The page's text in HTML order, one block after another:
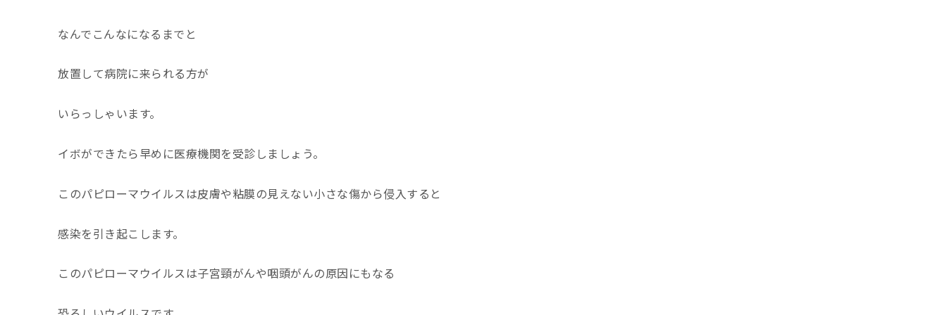
なんでこんなになるまでと
放置して病院に来られる方が
いらっしゃいます。
イボができたら早めに医療機関を受診しましょう。
このパピローマウイルスは皮膚や粘膜の見えない小さな傷から侵入すると
感染を引き起こします。
このパピローマウイルスは子宮頸がんや咽頭がんの原因にもなる